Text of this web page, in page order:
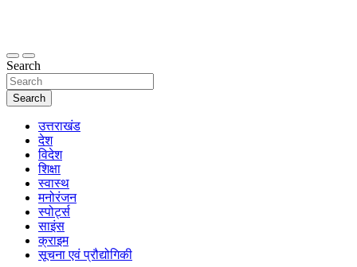
thetoptennews.com
Search
Search
उत्तराखंड
देश
विदेश
शिक्षा
स्वास्थ
मनोरंजन
स्पोर्ट्स
साइंस
क्राइम
सूचना एवं प्रौद्योगिकी